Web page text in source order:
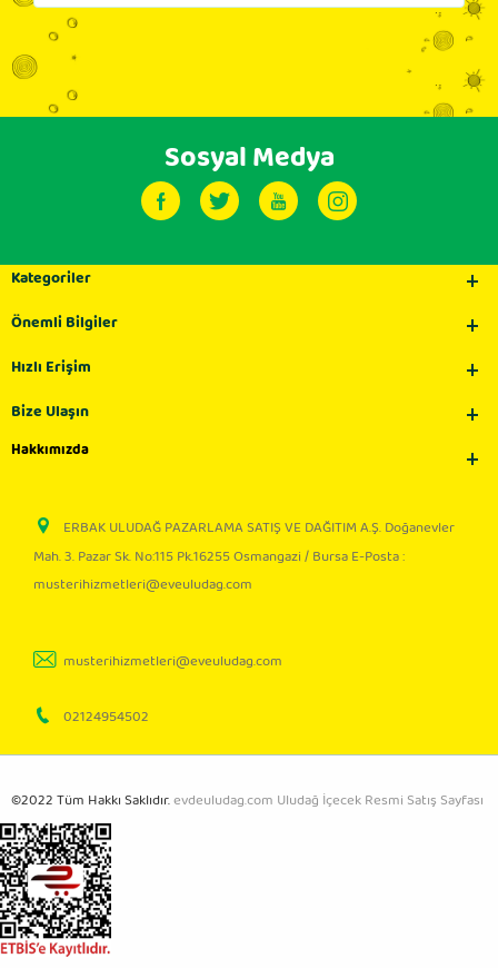
Sosyal Medya
Kategoriler
Önemli Bilgiler
Hızlı Erişim
Bize Ulaşın
Hakkımızda
ERBAK ULUDAĞ PAZARLAMA SATIŞ VE DAĞITIM A.Ş. Doğanevler
Mah. 3. Pazar Sk. No:115 Pk.16255 Osmangazi / Bursa E-Posta :
musterihizmetleri@eveuludag.com
musterihizmetleri@eveuludag.com
02124954502
©2022 Tüm Hakkı Saklıdır.evdeuludag.com Uludağ İçecek Resmi Satış Sayfası